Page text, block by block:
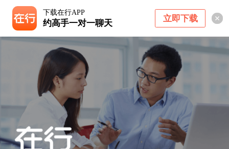
下载在行APP
约高手一对一聊天 立即下载